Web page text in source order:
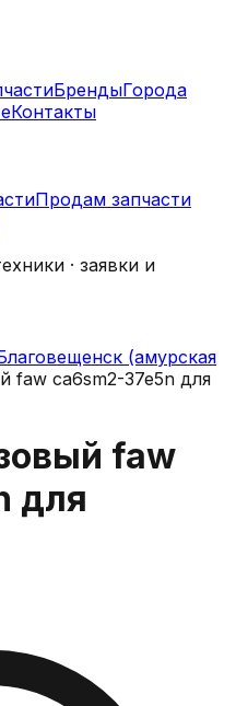
БрендыГорода
Контакты
Продам запчасти
· заявки и
(амурская
faw ca6sm2-37e5n для
faw
для